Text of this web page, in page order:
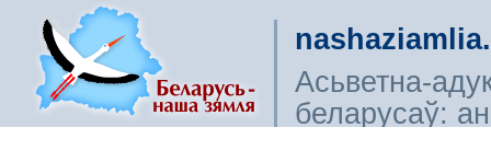
Асьветна-
беларусаў: